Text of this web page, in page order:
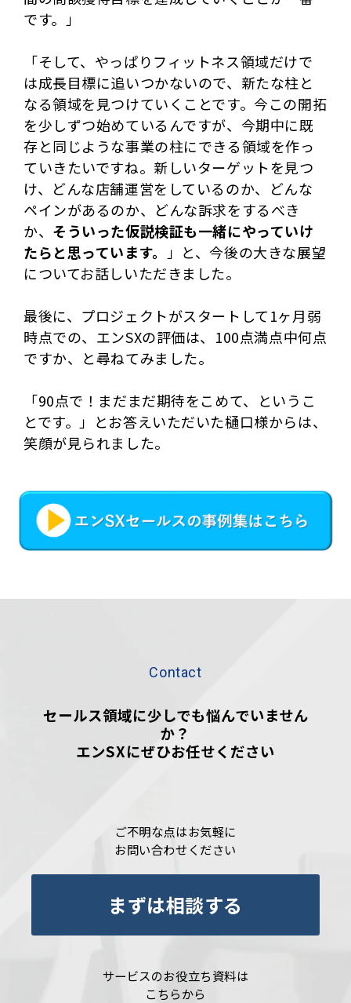
です。」
「そして、やっぱりフィットネス領域だけで
は成長目標に追いつかないので、新たな柱と
なる領域を見つけていくことです。今この開拓
を少しずつ始めているんですが、今期中に既
存と同じような事業の柱にできる領域を作っ
ていきたいですね。新しいターゲットを見つ
け、どんな店舗運営をしているのか、どんな
ペインがあるのか、どんな訴求をするべき
か、 そういった仮説検証も一緒にやっていけ
たらと思っています。 」と、今後の大きな展望
についてお話しいただきました。
最後に、プロジェクトがスタートして1ヶ月弱
時点での、エンSXの評価は、100点満点中何点
ですか、と尋ねてみました。
「90点で！まだまだ期待をこめて、というこ
とです。」とお答えいただいた樋口様からは、
笑顔が見られました。
Contact
セールス領域に少しでも悩んでいません
か？
エンSXにぜひお任せください
ご不明な点はお気軽に
お問い合わせください
まずは相談する
サービスのお役立ち資料は
こちらから